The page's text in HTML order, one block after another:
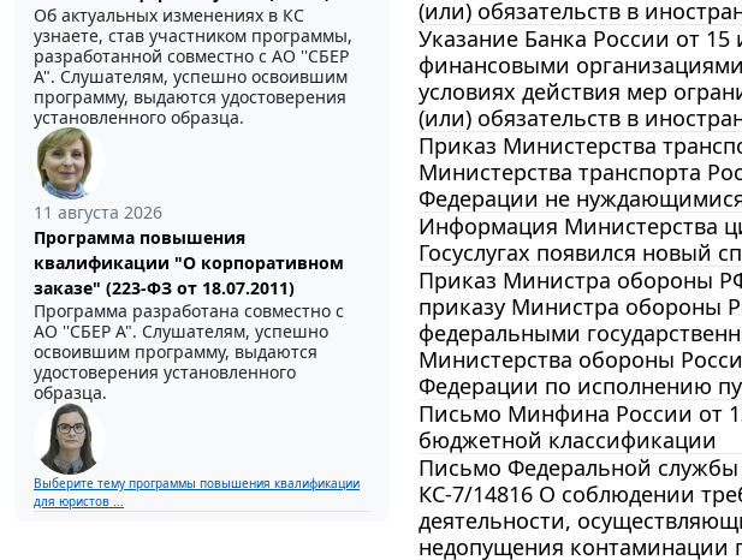
Об актуальных изменениях в КС
узнаете, став участником программы,
разработанной совместно с АО ''СБЕР
А". Слушателям, успешно освоившим
программу, выдаются удостоверения
установленного образца.
11 августа 2026
Программа повышения
квалификации "О корпоративном
заказе" (223-ФЗ от 18.07.2011)
Программа разработана совместно с
АО ''СБЕР А". Слушателям, успешно
освоившим программу, выдаются
удостоверения установленного
образца.
Выберите тему программы повышения квалификации
для юристов ...
(или) обязательств в
Указание Банка России от
финансовыми
условиях действия мер
(или) обязательств в
Приказ Министерства
Министерства транспорта
Федерации не нуждающимися
Информация Министерства
Госуслугах появился новый
Приказ Министра обороны
приказу Министра обороны
федеральными
Министерства обороны
Федерации по исполнению
Письмо Минфина России от
бюджетной классификации
Письмо Федеральной службы
КС-7/14816 О соблюдении
деятельности,
недопущения контаминации